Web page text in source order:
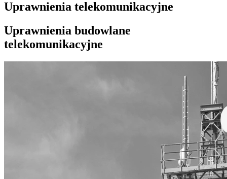
Uprawnienia telekomunikacyjne
Uprawnienia budowlane
telekomunikacyjne